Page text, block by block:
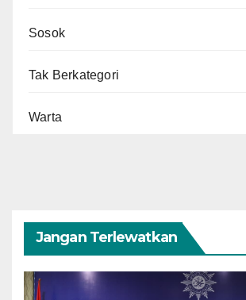
Sosok
Tak Berkategori
Warta
Jangan Terlewatkan